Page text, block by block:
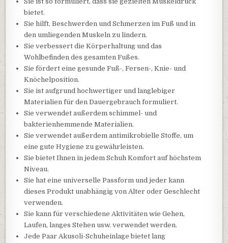
bietet.
Sie hilft, Beschwerden und Schmerzen im Fuß und in
den umliegenden Muskeln zu lindern.
Sie verbessert die Körperhaltung und das
Wohlbefinden des gesamten Fußes.
Sie fördert eine gesunde Fuß-, Fersen-, Knie- und
Knöchelposition.
Sie ist aufgrund hochwertiger und langlebiger
Materialien für den Dauergebrauch formuliert.
Sie verwendet außerdem schimmel- und
bakterienhemmende Materialien.
Sie verwendet außerdem antimikrobielle Stoffe, um
eine gute Hygiene zu gewährleisten.
Sie bietet Ihnen in jedem Schuh Komfort auf höchstem
Niveau.
Sie hat eine universelle Passform und jeder kann
dieses Produkt unabhängig von Alter oder Geschlecht
verwenden.
Sie kann für verschiedene Aktivitäten wie Gehen,
Laufen, langes Stehen usw. verwendet werden.
Jede Paar Akusoli-Schuheinlage bietet lang